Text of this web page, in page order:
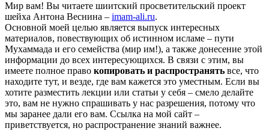
Мир вам! Вы читаете шиитский просветительский проект
шейха Антона Веснина – imam-ali.ru.
Основной моей целью является выпуск интересных
материалов, повествующих об истинном исламе – пути
Мухаммада и его семейства (мир им!), а также донесение этой
информации до всех интересующихся. В связи с этим, вы
имеете полное право копировать и распространять все, что
находите тут, и везде, где вам кажется это уместным. Если вы
хотите разместить лекции или статьи у себя – смело делайте
это, вам не нужно спрашивать у нас разрешения, потому что
мы заранее дали его вам. Ссылка на мой сайт –
приветствуется, но распространение знаний важнее.